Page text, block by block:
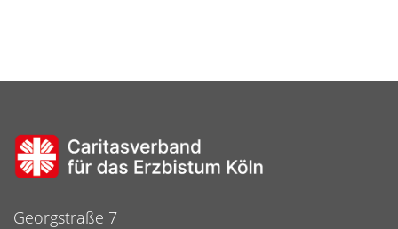
Georgstraße 7